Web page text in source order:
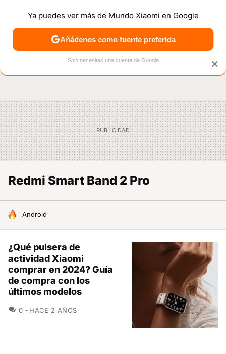
NOTICIAS MÓVILES TUTORIALES OFERTAS
Redmi Smart Band 2 Pro
HOY SE HABLA DE
Android
¿Qué pulsera de
actividad Xiaomi
comprar en 2024? Guía
de compra con los
últimos modelos
0 COMENTARIOS
HACE 2 AÑOS
×
Ya puedes ver más de Mundo Xiaomi en Google
Añádenos como fuente preferida
Solo necesitas una cuenta de Google